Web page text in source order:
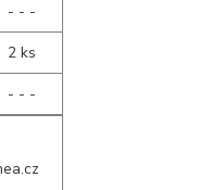
- - -
2 ks
- - -